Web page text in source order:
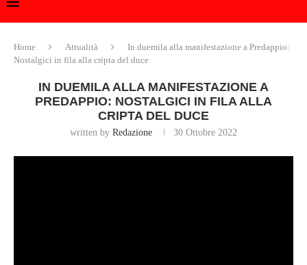
Home Attualità
In duemila alla manifestazione a Predappio:
Nostalgici in fila alla cripta del duce
IN DUEMILA ALLA MANIFESTAZIONE A
PREDAPPIO: NOSTALGICI IN FILA ALLA
CRIPTA DEL DUCE
written by Redazione 30 Ottobre 2022